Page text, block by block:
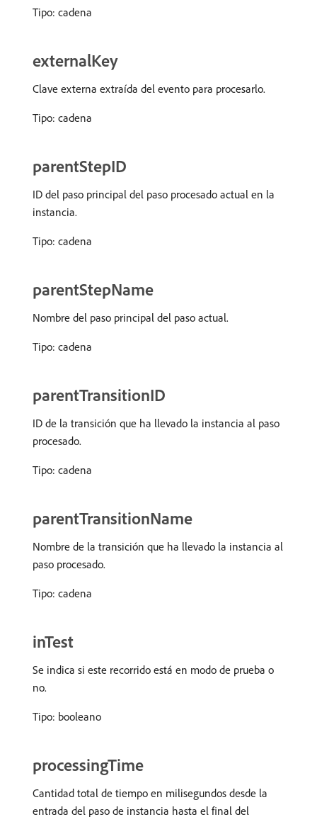
Tipo: cadena
externalKey
Clave externa extraída del evento para procesarlo.
Tipo: cadena
parentStepID
ID del paso principal del paso procesado actual en la
instancia.
Tipo: cadena
parentStepName
Nombre del paso principal del paso actual.
Tipo: cadena
parentTransitionID
ID de la transición que ha llevado la instancia al paso
procesado.
Tipo: cadena
parentTransitionName
Nombre de la transición que ha llevado la instancia al
paso procesado.
Tipo: cadena
inTest
Se indica si este recorrido está en modo de prueba o
no.
Tipo: booleano
processingTime
Cantidad total de tiempo en milisegundos desde la
entrada del paso de instancia hasta el final del